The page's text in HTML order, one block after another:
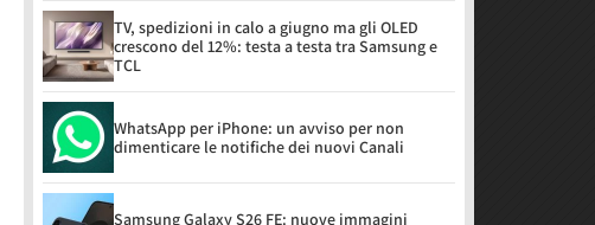
TV, spedizioni in calo a giugno ma gli OLED
crescono del 12%: testa a testa tra Samsung e
TCL
WhatsApp per iPhone: un avviso per non
dimenticare le notifiche dei nuovi Canali
Samsung Galaxy S26 FE: nuove immagini